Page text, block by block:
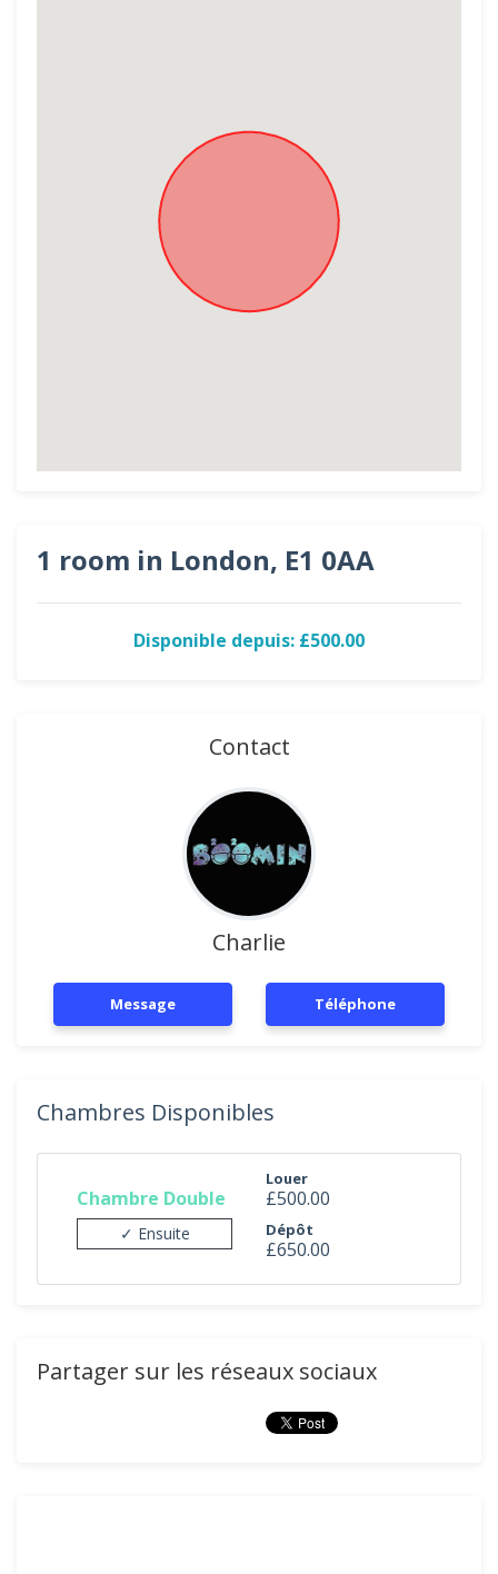
1 room in London, E1 0AA
Disponible depuis: £500.00
Contact
Charlie
Message Téléphone
Chambres Disponibles
Chambre Double
✓ Ensuite
Louer
£500.00
Dépôt
£650.00
Partager sur les réseaux sociaux